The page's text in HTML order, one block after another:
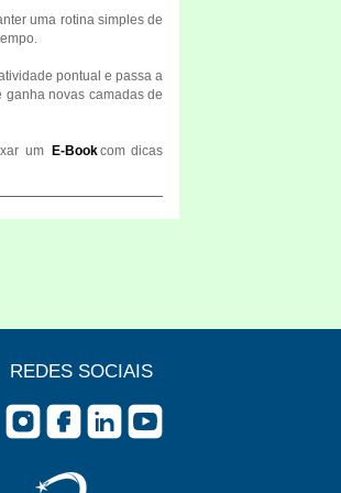
uma rotina simples de
pontual e passa a
ganha novas camadas de
um E-Bookcom dicas
REDES SOCIAIS